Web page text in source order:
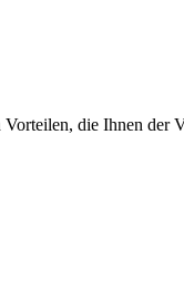
die Ihnen der